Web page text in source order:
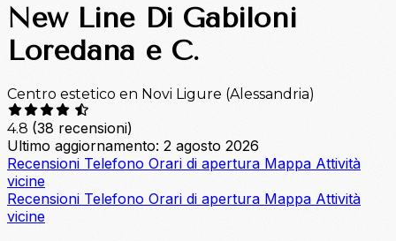
New Line Di Gabiloni
Loredana e C.
Centro estetico en Novi Ligure (Alessandria)
4.8 (38 recensioni)
Ultimo aggiornamento: 2 agosto 2026
Recensioni Telefono Orari di apertura Mappa Attività
vicine
Recensioni Telefono Orari di apertura Mappa Attività
vicine